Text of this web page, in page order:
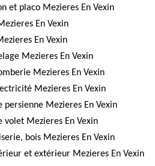
et placo Mezieres En Vexin
En Vexin
En Vexin
Mezieres En Vexin
Mezieres En Vexin
Mezieres En Vexin
persienne Mezieres En Vexin
volet Mezieres En Vexin
bois Mezieres En Vexin
et extérieur Mezieres En Vexin